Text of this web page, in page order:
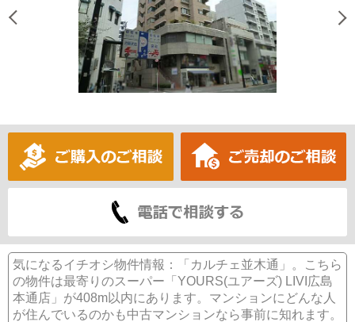
気になるイチオシ物件情報：「カルチェ並木通」。こちら
の物件は最寄りのスーパー「YOURS(ユアーズ) LIVI広島
本通店」が408m以内にあります。マンションにどんな人
が住んでいるのかも中古マンションなら事前に知れます。